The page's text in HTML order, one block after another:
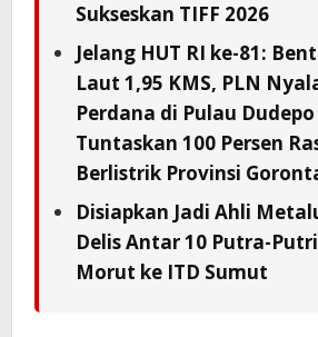
Sukseskan TIFF 2026
Jelang HUT RI ke-81:
Laut 1,95 KMS, PLN
Perdana di Pulau
Tuntaskan 100 Persen
Berlistrik Provinsi
Disiapkan Jadi Ahli
Delis Antar 10 Putra-
Morut ke ITD Sumut